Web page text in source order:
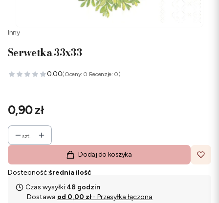
Inny
Serwetka 33x33
0.00(Oceny: 0 Recenzje: 0)
Cena
0,90 zł
szt.
Dodaj do koszyka
Dostępność:średnia ilość
Czas wysyłki:48 godzin
Dostawa od 0,00 zł - Przesyłka łączona